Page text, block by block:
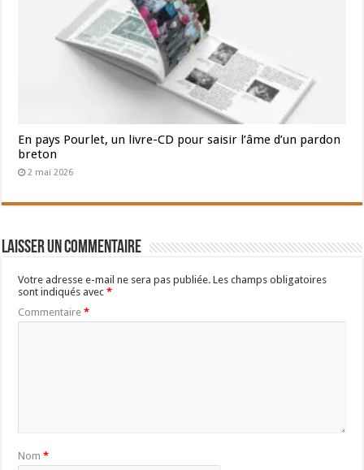
En pays Pourlet, un livre-CD pour saisir l’âme d’un pardon
breton
2 mai 2026
Laisser un commentaire
Votre adresse e-mail ne sera pas publiée. Les champs obligatoires
sont indiqués avec*
Commentaire*
Nom*